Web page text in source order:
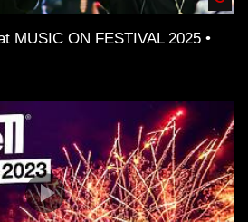
MUSIC ON FESTIVAL 2025 •